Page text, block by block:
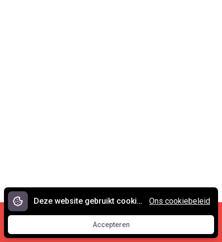
Cookies en privacy •
Contact
© 2007 - 2026 Spreekwoorden.nl
Deze website gebruikt cookies.
Accepteren
Accepteren
Ons cookiebeleid